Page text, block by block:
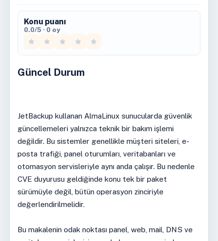
Konu puanı
0.0/5 · 0 oy
Güncel Durum
JetBackup kullanan AlmaLinux sunucularda güvenlik
güncellemeleri yalnızca teknik bir bakım işlemi
değildir. Bu sistemler genellikle müşteri siteleri, e-
posta trafiği, panel oturumları, veritabanları ve
otomasyon servisleriyle aynı anda çalışır. Bu nedenle
CVE duyurusu geldiğinde konu tek bir paket
sürümüyle değil, bütün operasyon zinciriyle
değerlendirilmelidir.
Bu makalenin odak noktası panel, web, mail, DNS ve